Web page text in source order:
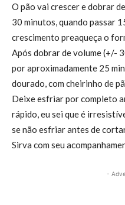
O pão vai crescer e dobrar
30 minutos, quando passar
crescimento preaqueça o
Após dobrar de volume (+/-
por aproximadamente 25
dourado, com cheirinho de
Deixe esfriar por completo
rápido, eu sei que é
se não esfriar antes de
Sirva com seu
-